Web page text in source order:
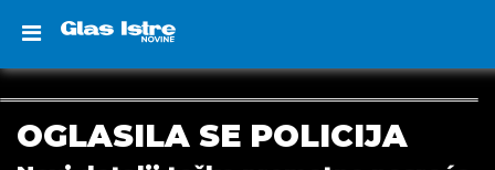
OGLASILA SE POLICIJA